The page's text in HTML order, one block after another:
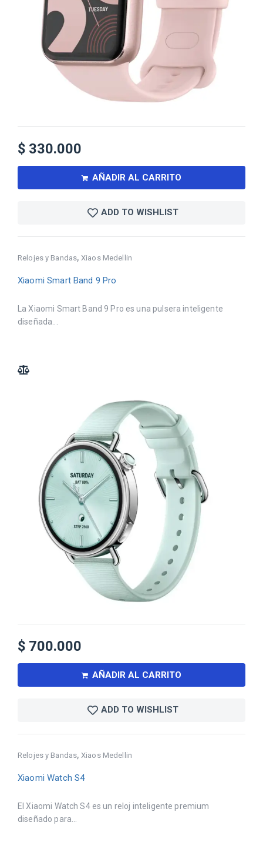
Relojes y Bandas,Xiaos Medellin
Xiaomi Smart Band 9 Pro
La Xiaomi Smart Band 9 Pro es una pulsera inteligente
diseñada...
$ 330.000
AÑADIR AL CARRITO
ADD TO WISHLIST
Relojes y Bandas,Xiaos Medellin
Xiaomi Watch S4
El Xiaomi Watch S4 es un reloj inteligente premium
diseñado para...
$ 700.000
AÑADIR AL CARRITO
ADD TO WISHLIST